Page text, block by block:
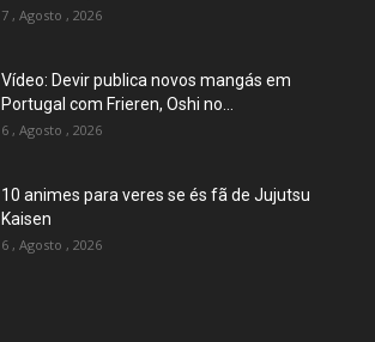
7 , Agosto , 2026
Vídeo: Devir publica novos mangás em
Portugal com Frieren, Oshi no...
6 , Agosto , 2026
10 animes para veres se és fã de Jujutsu
Kaisen
6 , Agosto , 2026